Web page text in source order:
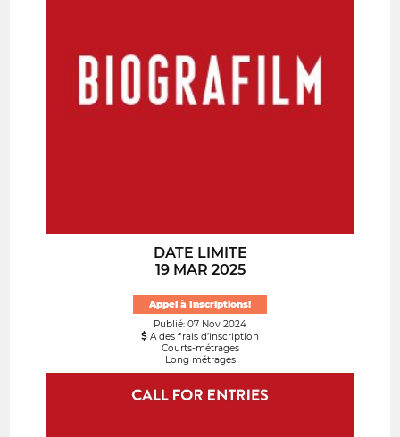
DATE LIMITE
19 MAR 2025
Appel à Inscriptions!
Publié: 07 Nov 2024
A des frais d’inscription
Courts-métrages
Long métrages